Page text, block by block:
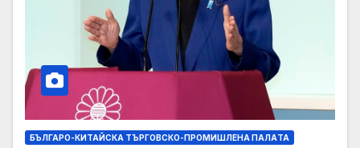
БЪЛГАРО-КИТАЙСКА ТЪРГОВСКО-ПРОМИШЛЕНА ПАЛAТА